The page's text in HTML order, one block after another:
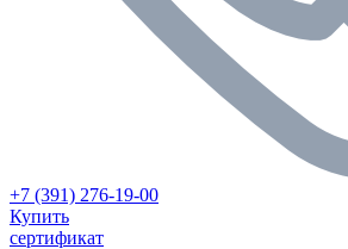
+7 (391) 276-19-00
Купить
сертификат